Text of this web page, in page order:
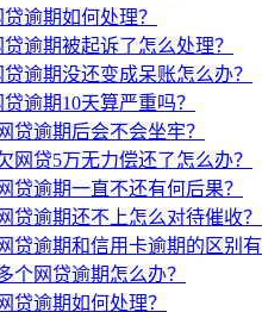
逾期如何处理？
逾期被起诉了怎么处理？
逾期没还变成呆账怎么办？
逾期10天算严重吗？
贷逾期后会不会坐牢？
网贷5万无力偿还了怎么办？
贷逾期一直不还有何后果？
贷逾期还不上怎么对待催收？
贷逾期和信用卡逾期的区别有
个网贷逾期怎么办？
贷逾期如何处理？